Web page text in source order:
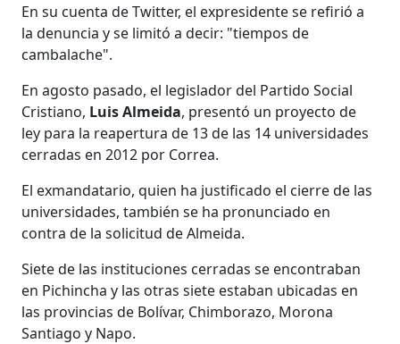
En su cuenta de Twitter, el expresidente se refirió a
la denuncia y se limitó a decir: "tiempos de
cambalache".
En agosto pasado, el legislador del Partido Social
Cristiano, Luis Almeida, presentó un proyecto de
ley para la reapertura de 13 de las 14 universidades
cerradas en 2012 por Correa.
El exmandatario, quien ha justificado el cierre de las
universidades, también se ha pronunciado en
contra de la solicitud de Almeida.
Siete de las instituciones cerradas se encontraban
en Pichincha y las otras siete estaban ubicadas en
las provincias de Bolívar, Chimborazo, Morona
Santiago y Napo.